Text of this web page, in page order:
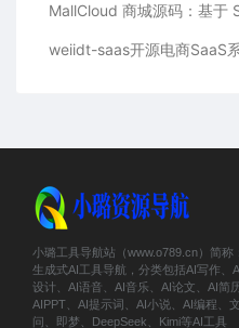
小璐工具导航站（www.o789.cn）简
生成式AI工具导航，分类包括AI写作、
设计、AI语音、AI音乐、AI论文、AI简
AIPPT、AI提示词、AI小说、AI编程、
问、即梦、DeepSeek、Kimi等AI工具